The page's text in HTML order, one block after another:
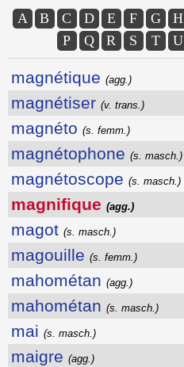
A B C D E F G H
P
Q R S T U
magnétique (agg.)
magnétiser (v. trans.)
magnéto (s. femm.)
magnétophone (s. masch.)
magnétoscope (s. masch.)
magnifique (agg.)
magot (s. masch.)
magouille (s. femm.)
mahométan (agg.)
mahométan (s. masch.)
mai (s. masch.)
maigre (agg.)